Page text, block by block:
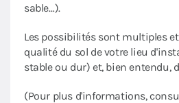
sable…).
Les possibilités sont multiples
qualité du sol de votre lieu
stable ou dur) et, bien entendu,
(Pour plus d'informations,